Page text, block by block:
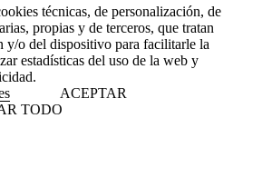
técnicas, de personalización, de
propias y de terceros, que tratan
y/o del dispositivo para facilitarle la
estadísticas del uso de la web y
ACEPTAR
TODO